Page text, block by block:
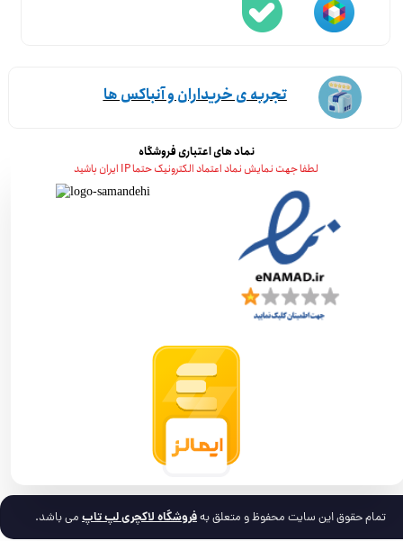
تمام حقوق این سایت محفوظ و متعلق بهفروشگاه لاکچری لپ تاپ می باشد.
نماد های اعتباری فروشگاه
لطفا جهت نمایش نماد اعتماد الکترونیک حتما IP ایران باشید
تجربه ی خریداران و آنباکس ها